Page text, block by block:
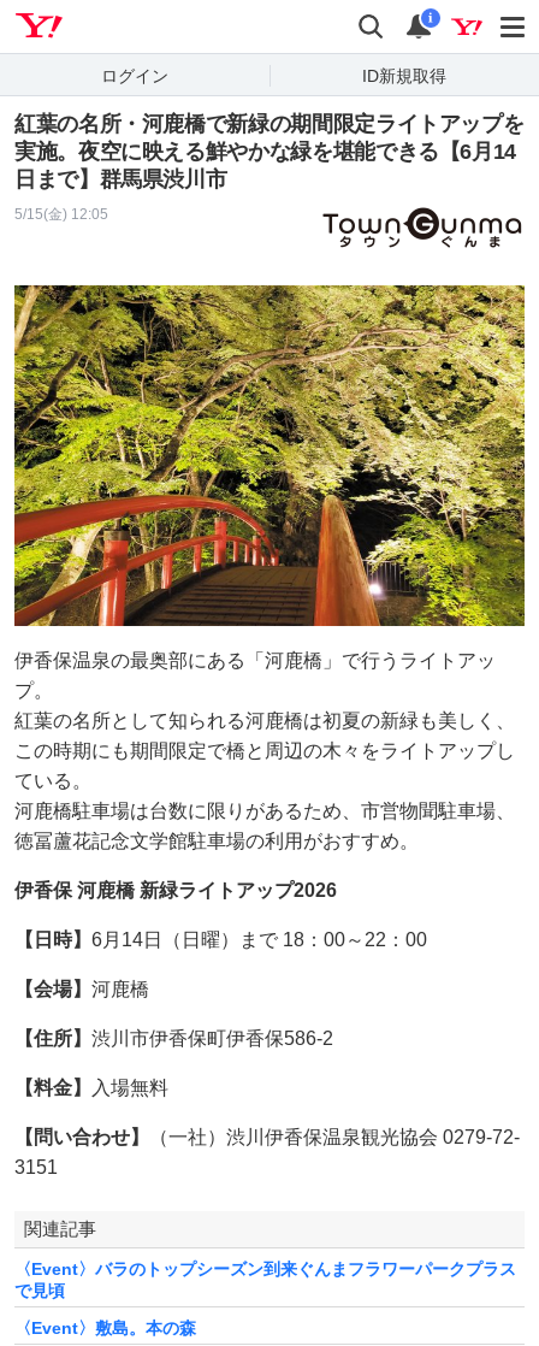
検索 通知
i
ログイン ID新規取得
紅葉の名所・河鹿橋で新緑の期間限定ライトアップを
実施。夜空に映える鮮やかな緑を堪能できる【6月14
日まで】群馬県渋川市
5/15(金) 12:05
伊香保温泉の最奥部にある「河鹿橋」で行うライトアッ
プ。
紅葉の名所として知られる河鹿橋は初夏の新緑も美しく、
この時期にも期間限定で橋と周辺の木々をライトアップし
ている。
河鹿橋駐車場は台数に限りがあるため、市営物聞駐車場、
徳冨蘆花記念文学館駐車場の利用がおすすめ。
伊香保 河鹿橋 新緑ライトアップ2026
【日時】 6月14日（日曜）まで 18：00～22：00
【会場】 河鹿橋
【住所】 渋川市伊香保町伊香保586-2
【料金】 入場無料
【問い合わせ】
（一社）渋川伊香保温泉観光協会 0279-72-
3151
関連記事
〈Event〉バラのトップシーズン到来ぐんまフラワーパークプラス
で見頃
〈Event〉敷島。本の森